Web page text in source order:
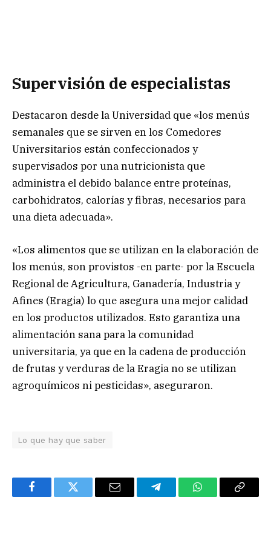
Supervisión de especialistas
Destacaron desde la Universidad que «los menús
semanales que se sirven en los Comedores
Universitarios están confeccionados y
supervisados por una nutricionista que
administra el debido balance entre proteínas,
carbohidratos, calorías y fibras, necesarios para
una dieta adecuada».
«Los alimentos que se utilizan en la elaboración de
los menús, son provistos -en parte- por la Escuela
Regional de Agricultura, Ganadería, Industria y
Afines (Eragia) lo que asegura una mejor calidad
en los productos utilizados. Esto garantiza una
alimentación sana para la comunidad
universitaria, ya que en la cadena de producción
de frutas y verduras de la Eragia no se utilizan
agroquímicos ni pesticidas», aseguraron.
Lo que hay que saber
FacebookTwitter Email TelegramWhatsAppCopy